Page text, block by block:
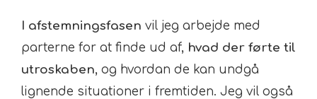
I afstemningsfasen vil jeg arbejde med
parterne for at finde ud af, hvad der førte til
utroskaben, og hvordan de kan undgå
lignende situationer i fremtiden. Jeg vil også